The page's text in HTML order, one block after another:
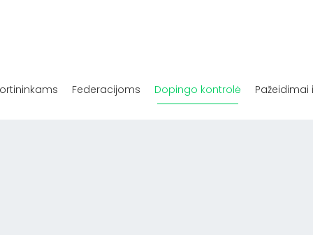
Federacijoms Dopingo kontrolė Pažeidimai